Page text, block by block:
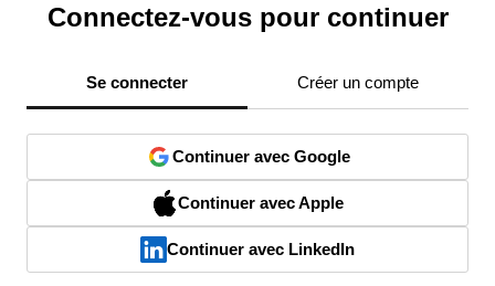
Connectez-vous pour continuer
Se connecter Créer un compte
Continuer avec Google
Continuer avec Apple
Continuer avec LinkedIn